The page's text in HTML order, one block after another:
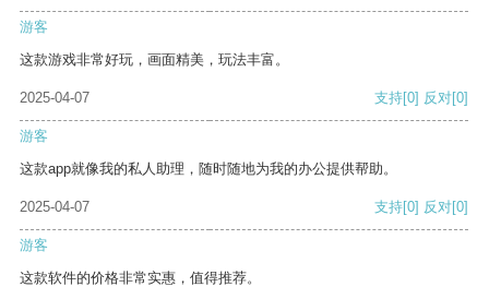
游客
这款游戏非常好玩，画面精美，玩法丰富。
2025-04-07 支持[0] 反对[0]
游客
这款app就像我的私人助理，随时随地为我的办公提供帮助。
2025-04-07 支持[0] 反对[0]
游客
这款软件的价格非常实惠，值得推荐。